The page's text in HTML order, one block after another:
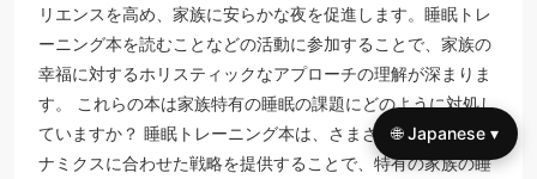
リエンスを高め、家族に安らかな夜を促進します。睡眠トレ
ーニング本を読むことなどの活動に参加することで、家族の
幸福に対するホリスティックなアプローチの理解が深まりま
す。 これらの本は家族特有の睡眠の課題にどのように対処し
ていますか？ 睡眠トレーニング本は、さまざまな家族のダイ
ナミクスに合わせた戦略を提供することで、特有の家族の睡
🌐 Japanese ▾